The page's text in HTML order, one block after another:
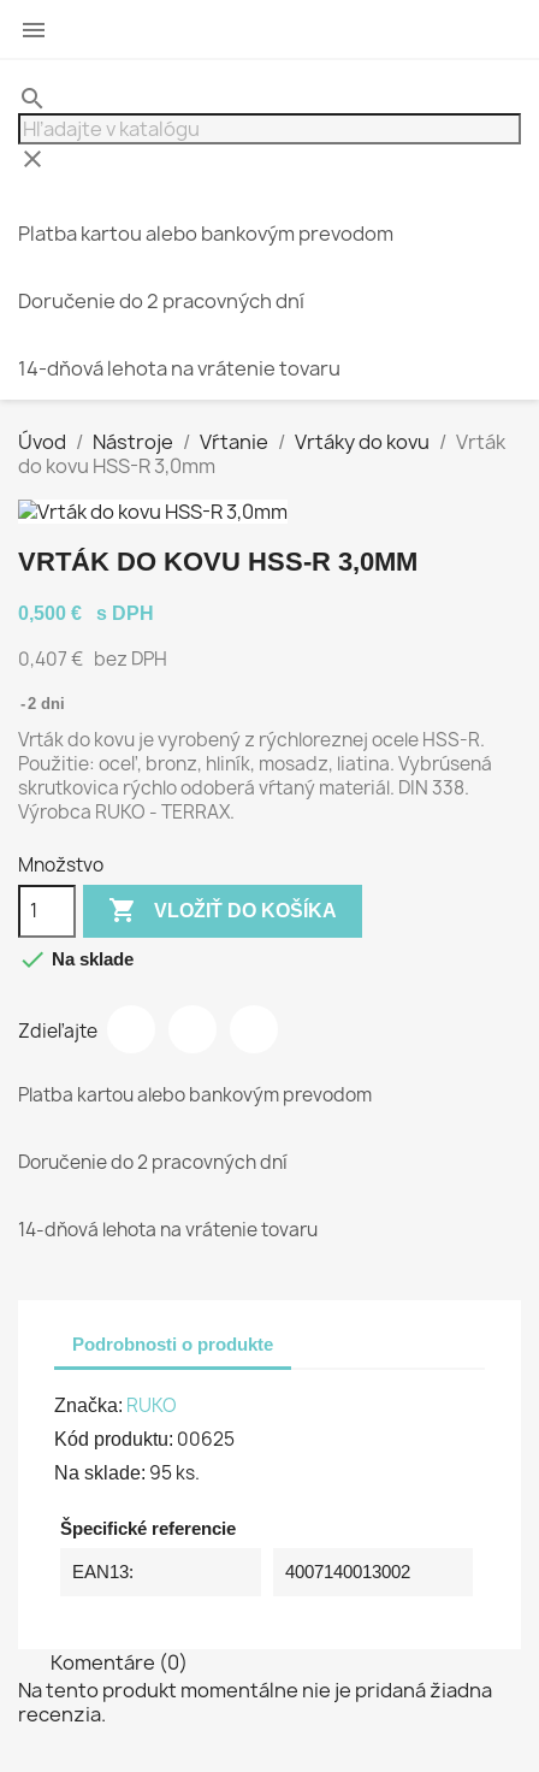

search
clear
Platba kartou alebo bankovým prevodom
Doručenie do 2 pracovných dní
14-dňová lehota na vrátenie tovaru
Úvod Nástroje Vŕtanie Vrtáky do kovu
Vrták
do kovu HSS-R 3,0mm
VRTÁK DO KOVU HSS-R 3,0MM
0,500 € s DPH
0,407 € bez DPH
2 dni
Vrták do kovu je vyrobený z rýchloreznej ocele HSS-R.
Použitie: oceľ, bronz, hliník, mosadz, liatina. Vybrúsená
skrutkovica rýchlo odoberá vŕtaný materiál. DIN 338.
Výrobca RUKO - TERRAX.
Množstvo
 VLOŽIŤ DO KOŠÍKA
 Na sklade
Zdieľajte
Platba kartou alebo bankovým prevodom
Doručenie do 2 pracovných dní
14-dňová lehota na vrátenie tovaru
Podrobnosti o produkte
Značka: RUKO
Kód produktu: 00625
Na sklade: 95 ks.
Špecifické referencie
EAN13: 4007140013002
Komentáre (0)
Na tento produkt momentálne nie je pridaná žiadna
recenzia.